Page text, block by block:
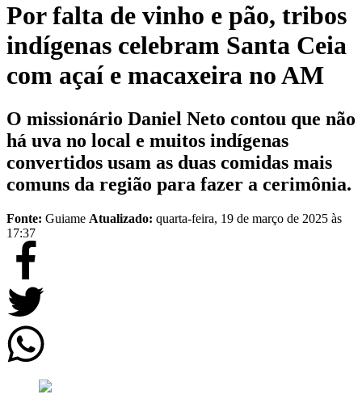
Por falta de vinho e pão, tribos
indígenas celebram Santa Ceia
com açaí e macaxeira no AM
O missionário Daniel Neto contou que não
há uva no local e muitos indígenas
convertidos usam as duas comidas mais
comuns da região para fazer a cerimônia.
Fonte: Guiame Atualizado: quarta-feira, 19 de março de 2025 às
17:37